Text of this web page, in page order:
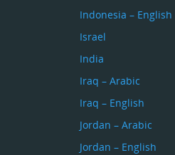
Indonesia – English
Israel
India
Iraq – Arabic
Iraq – English
Jordan – Arabic
Jordan – English